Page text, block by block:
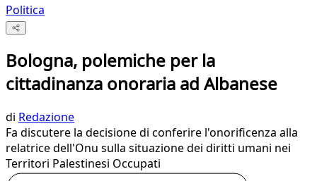
Politica
Bologna, polemiche per la
cittadinanza onoraria ad Albanese
di Redazione
Fa discutere la decisione di conferire l'onorificenza alla
relatrice dell'Onu sulla situazione dei diritti umani nei
Territori Palestinesi Occupati